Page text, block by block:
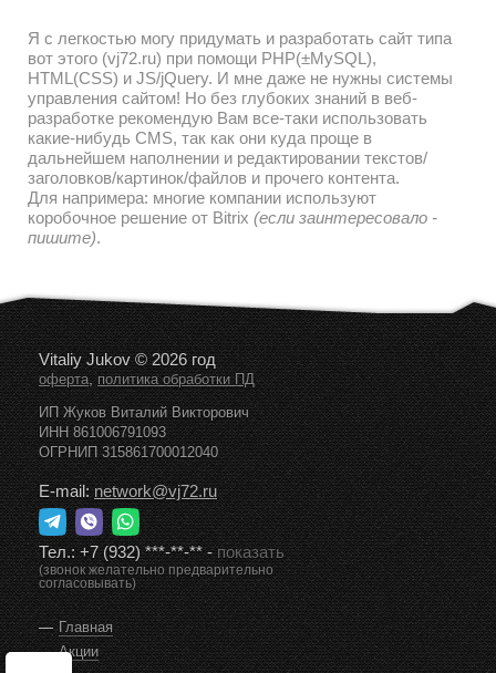
Я с легкостью могу придумать и разработать сайт типа
вот этого (vj72.ru) при помощи PHP(±MySQL),
HTML(CSS) и JS/jQuery. И мне даже не нужны системы
управления сайтом! Но без глубоких знаний в веб-
разработке рекомендую Вам все-таки использовать
какие-нибудь CMS, так как они куда проще в
дальнейшем наполнении и редактировании текстов/
заголовков/картинок/файлов и прочего контента.
Для напримера: многие компании используют
коробочное решение от Bitrix (если заинтересовало -
пишите).
Vitaliy Jukov © 2026 год
оферта,политика обработки ПД
ИП Жуков Виталий Викторович
ИНН 861006791093
ОГРНИП 315861700012040
E-mail:network@vj72.ru
Тел.:+7 (932) ***-**-**-показать
(звонок желательно предварительно
согласовывать)
Главная
Акции